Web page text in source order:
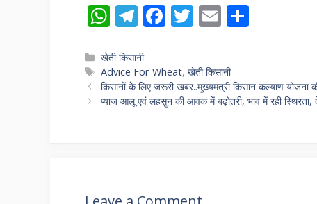
W
at
s
A
T
e
gr
a
F
b
o
T
itt
er
E
ai
l e
Categories
खेती किसानी
Tags
Advice For Wheat,खेती किसानी
किसानों के लिए जरूरी खबर..मुख्यमंत्री किसान कल्याण योजना
प्याज आलू एवं लहसुन की आवक में बढ़ोतरी, भाव में रही